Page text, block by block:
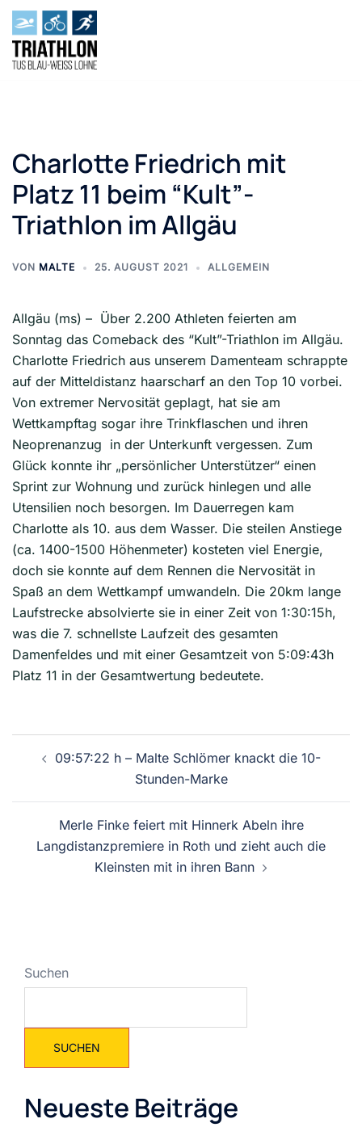
Charlotte Friedrich mit
Platz 11 beim “Kult”-
Triathlon im Allgäu
VON MALTE 25. AUGUST 2021 ALLGEMEIN
Allgäu (ms) – Über 2.200 Athleten feierten am
Sonntag das Comeback des “Kult”-Triathlon im Allgäu.
Charlotte Friedrich aus unserem Damenteam schrappte
auf der Mitteldistanz haarscharf an den Top 10 vorbei.
Von extremer Nervosität geplagt, hat sie am
Wettkampftag sogar ihre Trinkflaschen und ihren
Neoprenanzug in der Unterkunft vergessen. Zum
Glück konnte ihr „persönlicher Unterstützer“ einen
Sprint zur Wohnung und zurück hinlegen und alle
Utensilien noch besorgen. Im Dauerregen kam
Charlotte als 10. aus dem Wasser. Die steilen Anstiege
(ca. 1400-1500 Höhenmeter) kosteten viel Energie,
doch sie konnte auf dem Rennen die Nervosität in
Spaß an dem Wettkampf umwandeln. Die 20km lange
Laufstrecke absolvierte sie in einer Zeit von 1:30:15h,
was die 7. schnellste Laufzeit des gesamten
Damenfeldes und mit einer Gesamtzeit von 5:09:43h
Platz 11 in der Gesamtwertung bedeutete.
09:57:22 h – Malte Schlömer knackt die 10-
Stunden-Marke
Merle Finke feiert mit Hinnerk Abeln ihre
Langdistanzpremiere in Roth und zieht auch die
Kleinsten mit in ihren Bann
Suchen
SUCHEN
Neueste Beiträge